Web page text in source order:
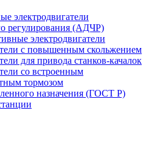
электродвигатели
регулирования (АДЧР)
электродвигатели
с повышенным скольжением
для привода станков-качалок
со встроенным
тормозом
назначения (ГОСТ Р)